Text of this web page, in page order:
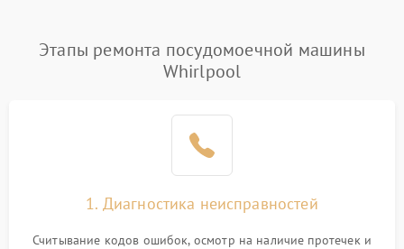
Проблемы с набором
воды
1800 ₽ Подробнее →
1700 ₽
циркуляционным насосом
2100 ₽ Подробнее →
Этапы ремонта посудомоечной машины
Whirlpool
1. Диагностика неисправностей
Считывание кодов ошибок, осмотр на наличие протечек и